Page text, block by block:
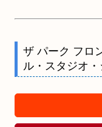
ザ パーク フロ
ル・スタジオ